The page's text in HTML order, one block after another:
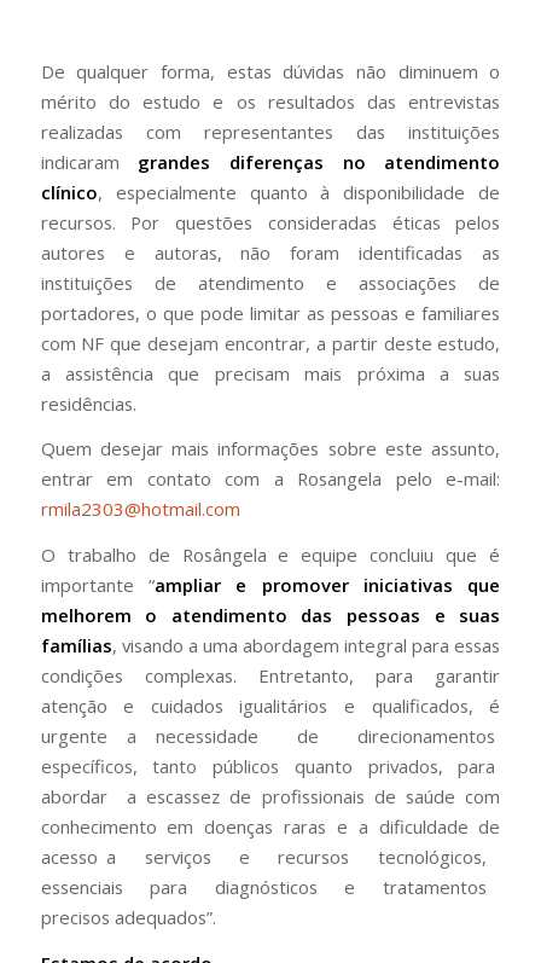
De qualquer forma, estas dúvidas não diminuem o
mérito do estudo e os resultados das entrevistas
realizadas com representantes das instituições
indicaram grandes diferenças no atendimento
clínico, especialmente quanto à disponibilidade de
recursos. Por questões consideradas éticas pelos
autores e autoras, não foram identificadas as
instituições de atendimento e associações de
portadores, o que pode limitar as pessoas e familiares
com NF que desejam encontrar, a partir deste estudo,
a assistência que precisam mais próxima a suas
residências.
Quem desejar mais informações sobre este assunto,
entrar em contato com a Rosangela pelo e-mail:
rmila2303@hotmail.com
O trabalho de Rosângela e equipe concluiu que é
importante “ampliar e promover iniciativas que
melhorem o atendimento das pessoas e suas
famílias, visando a uma abordagem integral para essas
condições complexas. Entretanto, para garantir
atenção e cuidados igualitários e qualificados, é
urgente a necessidade de direcionamentos
específicos, tanto públicos quanto privados, para
abordar a escassez de profissionais de saúde com
conhecimento em doenças raras e a dificuldade de
acesso a serviços e recursos tecnológicos,
essenciais para diagnósticos e tratamentos
precisos adequados”.